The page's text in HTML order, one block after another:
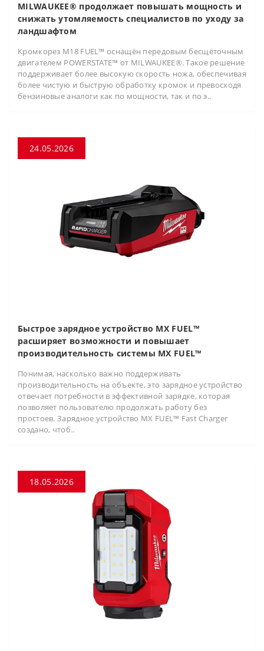
MILWAUKEE® продолжает повышать мощность и
снижать утомляемость специалистов по уходу за
ландшафтом
Кромкорез M18 FUEL™ оснащён передовым бесщёточным
двигателем POWERSTATE™ от MILWAUKEE®. Такое решение
поддерживает более высокую скорость ножа, обеспечивая
более чистую и быструю обработку кромок и превосходя
бензиновые аналоги как по мощности, так и по э..
24.05.2026
Быстрое зарядное устройство MX FUEL™
расширяет возможности и повышает
производительность системы MX FUEL™
Понимая, насколько важно поддерживать
производительность на объекте, это зарядное устройство
отвечает потребности в эффективной зарядке, которая
позволяет пользователю продолжать работу без
простоев. Зарядное устройство MX FUEL™ Fast Charger
создано, чтоб..
18.05.2026